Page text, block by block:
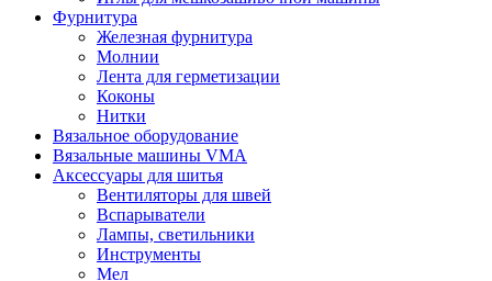
Фурнитура
Железная фурнитура
Молнии
Лента для герметизации
Коконы
Нитки
Вязальное оборудование
Вязальные машины VMA
Аксессуары для шитья
Вентиляторы для швей
Вспарыватели
Лампы, светильники
Инструменты
Мел